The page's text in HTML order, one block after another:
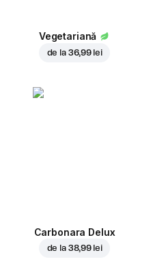
Vegetariană
de la 36,99 lei
Carbonara Delux
de la 38,99 lei